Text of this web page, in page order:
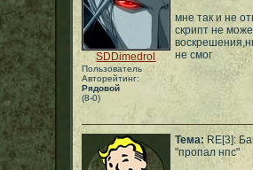
SDDimedrol
Пользователь
Авторейтинг:
Рядовой
(8-0)
мне так и не
скрипт не
не смог
Тема: RE[3]:
"пропал нпс"